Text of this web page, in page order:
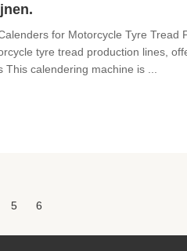
for Motorcycle Tyre Tread
tyre tread production lines,
calendering machine is ...
5 6